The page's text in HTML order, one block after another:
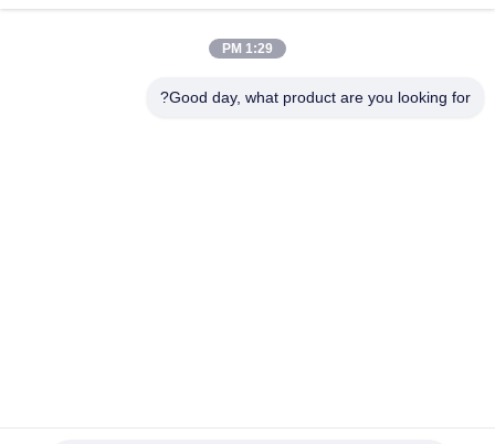
تسخين هواء سخان العنصر المنزل الآمن
48V 200w 75x76x26mm ptc عنصر تسخين مروحة هواء سيراميكية
1:29 PM
Good day, what product are you looking for?